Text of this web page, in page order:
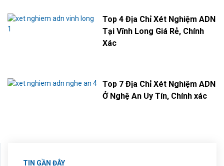
Top 4 Địa Chỉ Xét Nghiệm ADN
Tại Vĩnh Long Giá Rẻ, Chính
Xác
Top 7 Địa Chỉ Xét Nghiệm ADN
Ở Nghệ An Uy Tín, Chính xác
TIN GẦN ĐÂY